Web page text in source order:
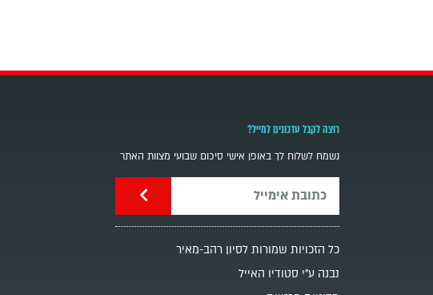
רוצה לקבל עדכונים למייל?
נשמח לשלוח לך באופן אישי סיכום שבועי מצוות האתר
כל הזכויות שמורות לסיון רהב-מאיר
נבנה ע"י סטודיו האייל